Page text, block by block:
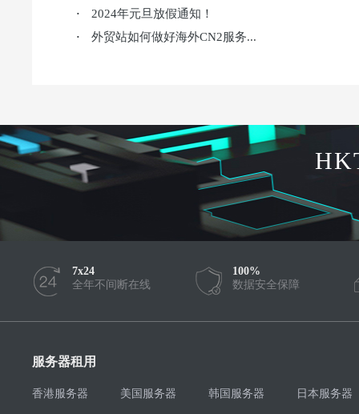
· 2024年元旦放假通知！
· 外贸站如何做好海外CN2服务...
7x24
全年不间断在线
100%
数据安全保障
服务器租用
香港服务器 美国服务器 韩国服务器 日本服务器